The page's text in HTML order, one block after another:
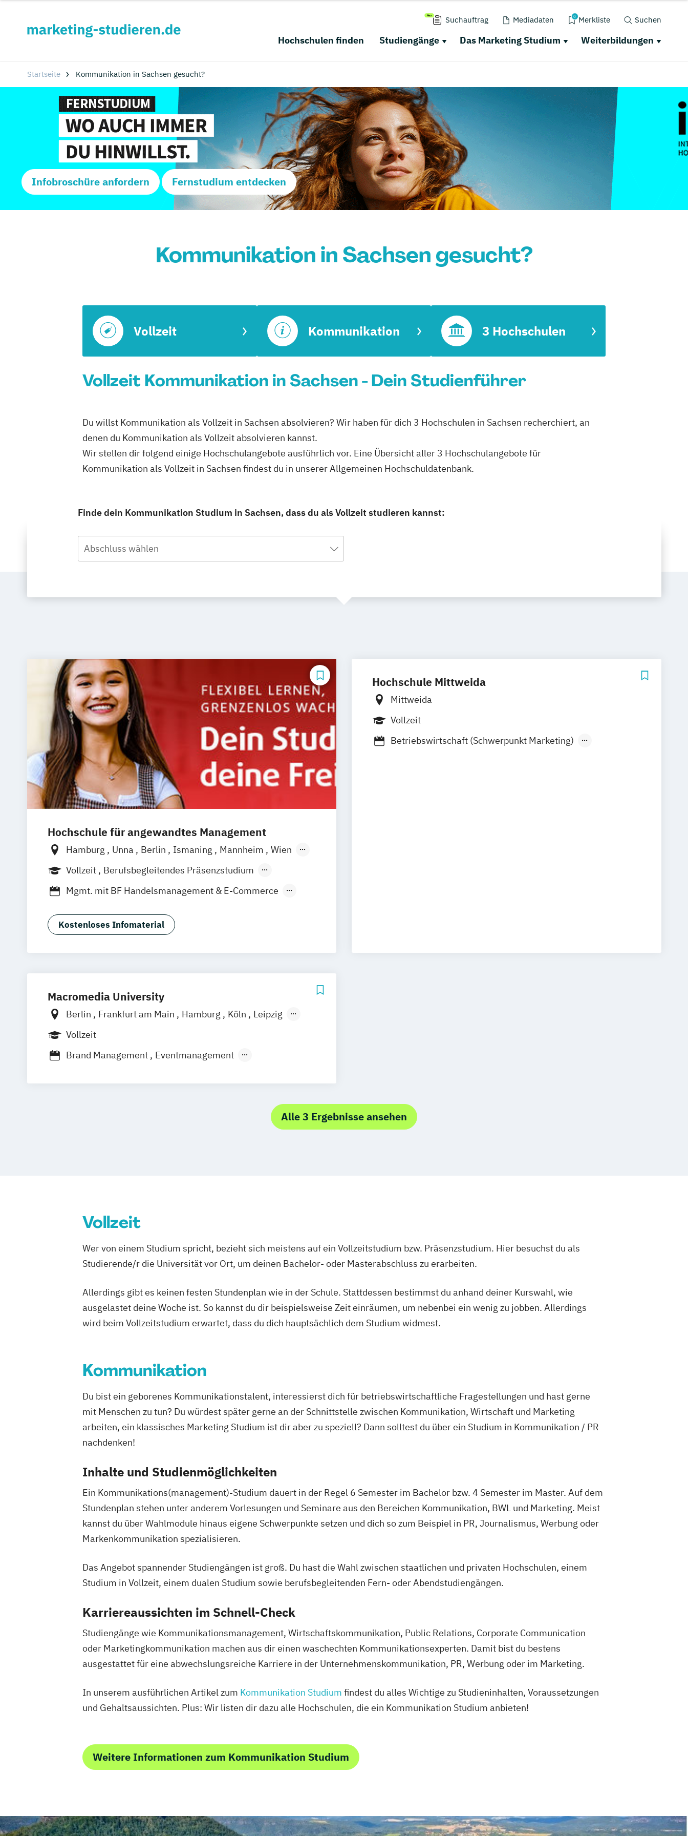
Suchauftrag Mediadaten 0 Merkliste Suchen
Hochschulen finden Studiengänge Das Marketing Studium Weiterbildungen
Startseite Kommunikation in Sachsen gesucht?
Infobroschüre anfordern Fernstudium entdecken
Kommunikation in Sachsen gesucht?
Vollzeit Kommunikation 3 Hochschulen
Vollzeit Kommunikation in Sachsen - Dein Studienführer
Du willst Kommunikation als Vollzeit in Sachsen absolvieren? Wir haben für dich 3 Hochschulen in Sachsen recherchiert, an
denen du Kommunikation als Vollzeit absolvieren kannst.
Wir stellen dir folgend einige Hochschulangebote ausführlich vor. Eine Übersicht aller 3 Hochschulangebote für
Kommunikation als Vollzeit in Sachsen findest du in unserer Allgemeinen Hochschuldatenbank.
Finde dein Kommunikation Studium in Sachsen, dass du als Vollzeit studieren kannst:
Abschluss wählen
Hochschule für angewandtes Management
Hamburg Unna Berlin Ismaning Mannheim
Wien
Frankfurt
Hannover Leipzig Düsseldorf
Nürnberg
Stuttgart
Vollzeit
Berufsbegleitendes Präsenzstudium
Duales Studium
Mgmt. mit BF Handelsmanagement & E-Commerce
Kostenloses Infomaterial
Hochschule Mittweida
Mittweida
Vollzeit
Betriebswirtschaft (Schwerpunkt Marketing)
Macromedia University
Berlin Frankfurt am Main Hamburg Köln
Leipzig
München
Vollzeit
Brand Management
Eventmanagement
Medien- und Kommunikationsmanagement
Alle 3 Ergebnisse ansehen
Vollzeit
Wer von einem Studium spricht, bezieht sich meistens auf ein Vollzeitstudium bzw. Präsenzstudium. Hier besuchst du als
Studierende/r die Universität vor Ort, um deinen Bachelor- oder Masterabschluss zu erarbeiten.
Allerdings gibt es keinen festen Stundenplan wie in der Schule. Stattdessen bestimmst du anhand deiner Kurswahl, wie
ausgelastet deine Woche ist. So kannst du dir beispielsweise Zeit einräumen, um nebenbei ein wenig zu jobben. Allerdings
wird beim Vollzeitstudium erwartet, dass du dich hauptsächlich dem Studium widmest.
Kommunikation
Du bist ein geborenes Kommunikationstalent, interessierst dich für betriebswirtschaftliche Fragestellungen und hast gerne
mit Menschen zu tun? Du würdest später gerne an der Schnittstelle zwischen Kommunikation, Wirtschaft und Marketing
arbeiten, ein klassisches Marketing Studium ist dir aber zu speziell? Dann solltest du über ein Studium in Kommunikation / PR
nachdenken!
Inhalte und Studienmöglichkeiten
Ein Kommunikations(management)-Studium dauert in der Regel 6 Semester im Bachelor bzw. 4 Semester im Master. Auf dem
Stundenplan stehen unter anderem Vorlesungen und Seminare aus den Bereichen Kommunikation, BWL und Marketing. Meist
kannst du über Wahlmodule hinaus eigene Schwerpunkte setzen und dich so zum Beispiel in PR, Journalismus, Werbung oder
Markenkommunikation spezialisieren.
Das Angebot spannender Studiengängen ist groß. Du hast die Wahl zwischen staatlichen und privaten Hochschulen, einem
Studium in Vollzeit, einem dualen Studium sowie berufsbegleitenden Fern- oder Abendstudiengängen.
Karriereaussichten im Schnell-Check
Studiengänge wie Kommunikationsmanagement, Wirtschaftskommunikation, Public Relations, Corporate Communication
oder Marketingkommunikation machen aus dir einen waschechten Kommunikationsexperten. Damit bist du bestens
ausgestattet für eine abwechslungsreiche Karriere in der Unternehmenskommunikation, PR, Werbung oder im Marketing.
In unserem ausführlichen Artikel zum Kommunikation Studium findest du alles Wichtige zu Studieninhalten, Voraussetzungen
und Gehaltsaussichten. Plus: Wir listen dir dazu alle Hochschulen, die ein Kommunikation Studium anbieten!
Weitere Informationen zum Kommunikation Studium